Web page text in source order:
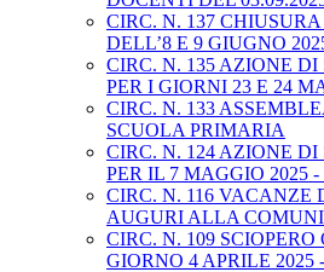
CIRC. N. 137
DELL’8 E 9 GIUGNO
CIRC. N. 135 AZIONE DI
PER I GIORNI 23 E 24
CIRC. N. 133
SCUOLA PRIMARIA
CIRC. N. 124 AZIONE DI
PER IL 7 MAGGIO 2025
CIRC. N. 116 VACANZE
AUGURI ALLA
CIRC. N. 109
GIORNO 4 APRILE 2025